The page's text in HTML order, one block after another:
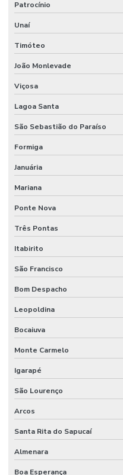
Patrocínio
Unaí
Timóteo
João Monlevade
Viçosa
Lagoa Santa
São Sebastião do Paraíso
Formiga
Januária
Mariana
Ponte Nova
Três Pontas
Itabirito
São Francisco
Bom Despacho
Leopoldina
Bocaiuva
Monte Carmelo
Igarapé
São Lourenço
Arcos
Santa Rita do Sapucaí
Almenara
Boa Esperança